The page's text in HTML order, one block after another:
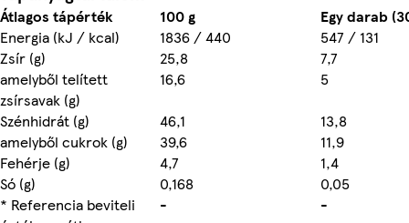
Átlagos tápérték 100 g
Egy darab
Energia (kJ / kcal)
1836 / 440
547 / 131
Zsír (g)
25,8
7,7
amelyből telített
zsírsavak (g)
16,6
5
Szénhidrát (g)
46,1
13,8
amelyből cukrok (g)
39,6
11,9
Fehérje (g)
4,7
1,4
Só (g)
0,168
0,05
* Referencia beviteli
- -